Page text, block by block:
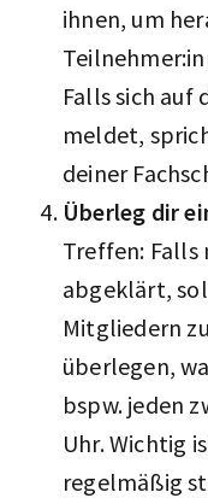
ihnen, um
Falls sich auf
meldet,
deiner
Überleg dir
Treffen: Falls
abgeklärt,
Mitgliedern
überlegen,
bspw. jeden
Uhr. Wichtig
regelmäßig